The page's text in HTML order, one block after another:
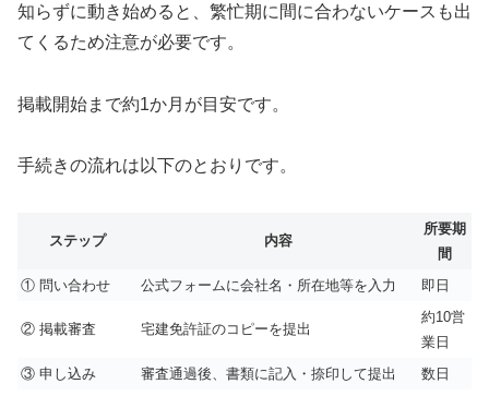
知らずに動き始めると、繁忙期に間に合わないケースも出
てくるため注意が必要です。
掲載開始まで約1か月が目安です。
手続きの流れは以下のとおりです。
ステップ 内容
所要期
間
① 問い合わせ
公式フォームに会社名・所在地等を入力 即日
② 掲載審査 宅建免許証のコピーを提出
約10営
業日
③ 申し込み
審査通過後、書類に記入・捺印して提出
数日